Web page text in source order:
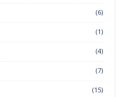
(6)
(1)
(4)
(7)
(15)